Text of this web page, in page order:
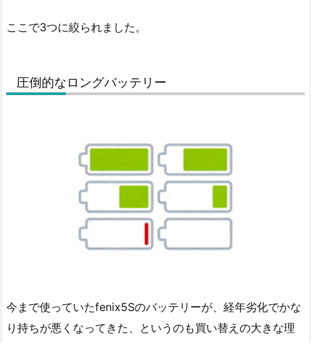
ここで3つに絞られました。
圧倒的なロングバッテリー
今まで使っていたfenix5Sのバッテリーが、経年劣化でかな
り持ちが悪くなってきた、というのも買い替えの大きな理